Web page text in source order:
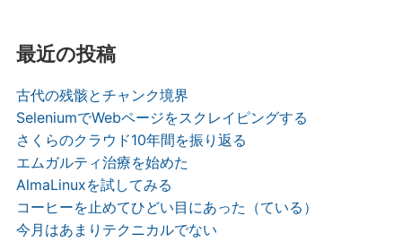
最近の投稿
古代の残骸とチャンク境界
SeleniumでWebページをスクレイピングする
さくらのクラウド10年間を振り返る
エムガルティ治療を始めた
AlmaLinuxを試してみる
コーヒーを止めてひどい目にあった（ている）
今月はあまりテクニカルでない
k